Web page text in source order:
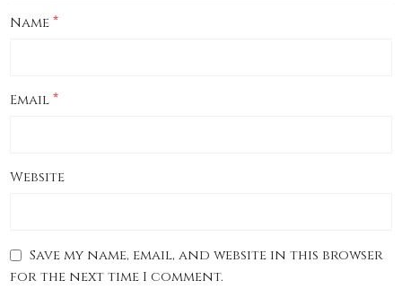
Name*
Email*
Website
Save my name, email, and website in this browser
for the next time I comment.